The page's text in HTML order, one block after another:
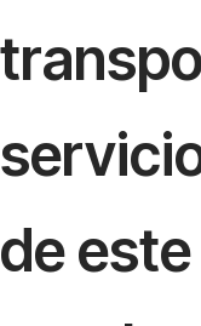
de